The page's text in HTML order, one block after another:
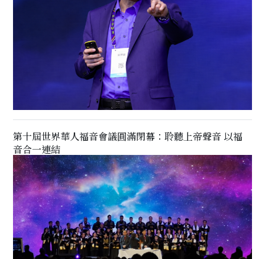
第十屆世界華人福音會議圓滿閉幕：聆聽上帝聲音 以福
音合一連結